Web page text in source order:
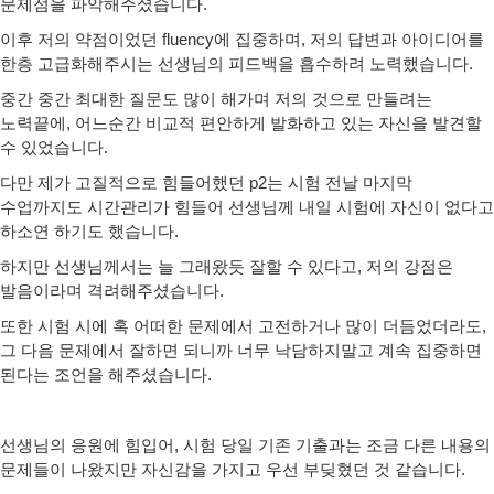
문제점을 파악해주셨습니다.
이후 저의 약점이었던 fluency에 집중하며, 저의 답변과 아이디어를
한층 고급화해주시는 선생님의 피드백을 흡수하려 노력했습니다.
중간 중간 최대한 질문도 많이 해가며 저의 것으로 만들려는
노력끝에, 어느순간 비교적 편안하게 발화하고 있는 자신을 발견할
수 있었습니다.
다만 제가 고질적으로 힘들어했던 p2는 시험 전날 마지막
수업까지도 시간관리가 힘들어 선생님께 내일 시험에 자신이 없다고
하소연 하기도 했습니다.
하지만 선생님께서는 늘 그래왔듯 잘할 수 있다고, 저의 강점은
발음이라며 격려해주셨습니다.
또한 시험 시에 혹 어떠한 문제에서 고전하거나 많이 더듬었더라도,
그 다음 문제에서 잘하면 되니까 너무 낙담하지말고 계속 집중하면
된다는 조언을 해주셨습니다.
선생님의 응원에 힘입어, 시험 당일 기존 기출과는 조금 다른 내용의
문제들이 나왔지만 자신감을 가지고 우선 부딪혔던 것 같습니다.